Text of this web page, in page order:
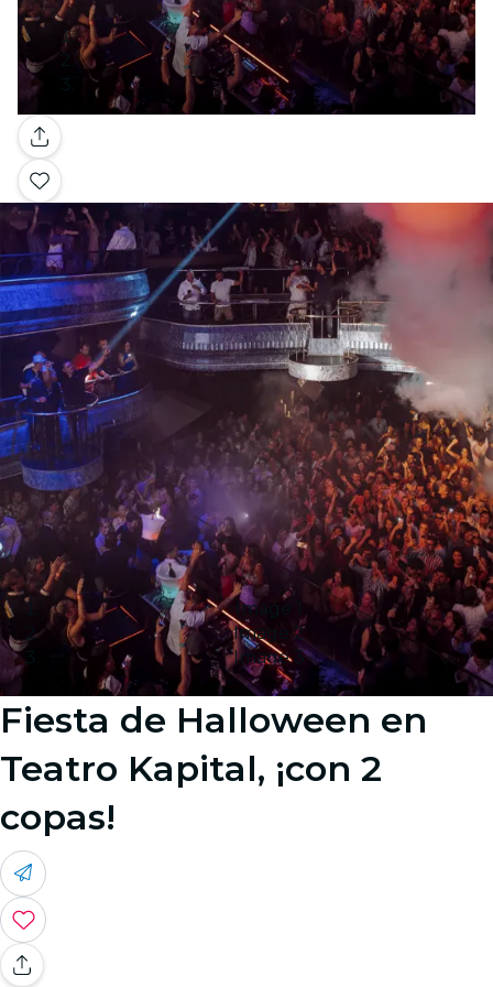
Galería
Image 1
Image 2
Image 3
Fiesta de Halloween en
Teatro Kapital, ¡con 2
copas!